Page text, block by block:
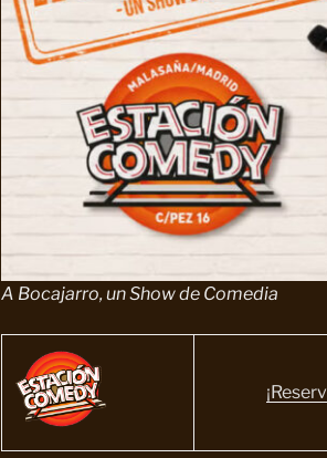
A Bocajarro, un Show de Comedia